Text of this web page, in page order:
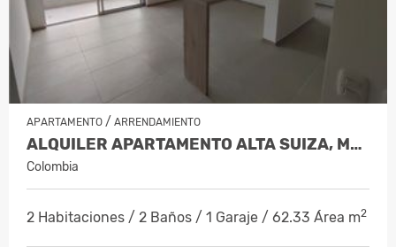
APARTAMENTO / ARRENDAMIENTO
ALQUILER APARTAMENTO ALTA SUIZA, MANI…
Colombia
2 Habitaciones / 2 Baños / 1 Garaje / 62.33 Área m2